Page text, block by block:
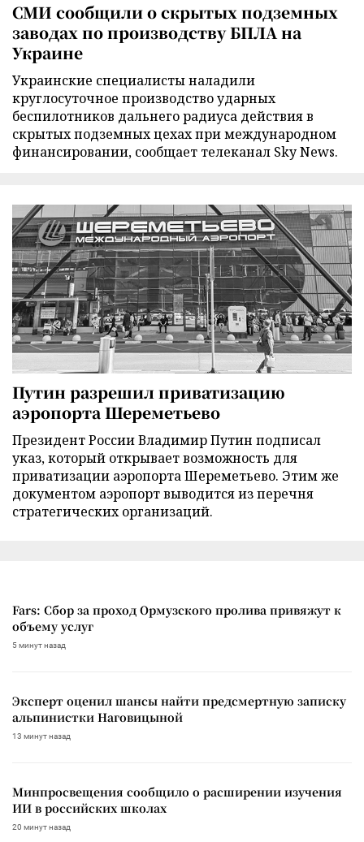
СМИ сообщили о скрытых подземных
заводах по производству БПЛА на
Украине
Украинские специалисты наладили
круглосуточное производство ударных
беспилотников дальнего радиуса действия в
скрытых подземных цехах при международном
финансировании, сообщает телеканал Sky News.
Путин разрешил приватизацию
аэропорта Шереметьево
Президент России Владимир Путин подписал
указ, который открывает возможность для
приватизации аэропорта Шереметьево. Этим же
документом аэропорт выводится из перечня
стратегических организаций.
Fars: Сбор за проход Ормузского пролива привяжут к
объему услуг
5 минут назад
Эксперт оценил шансы найти предсмертную записку
альпинистки Наговицыной
13 минут назад
Минпросвещения сообщило о расширении изучения
ИИ в российских школах
20 минут назад